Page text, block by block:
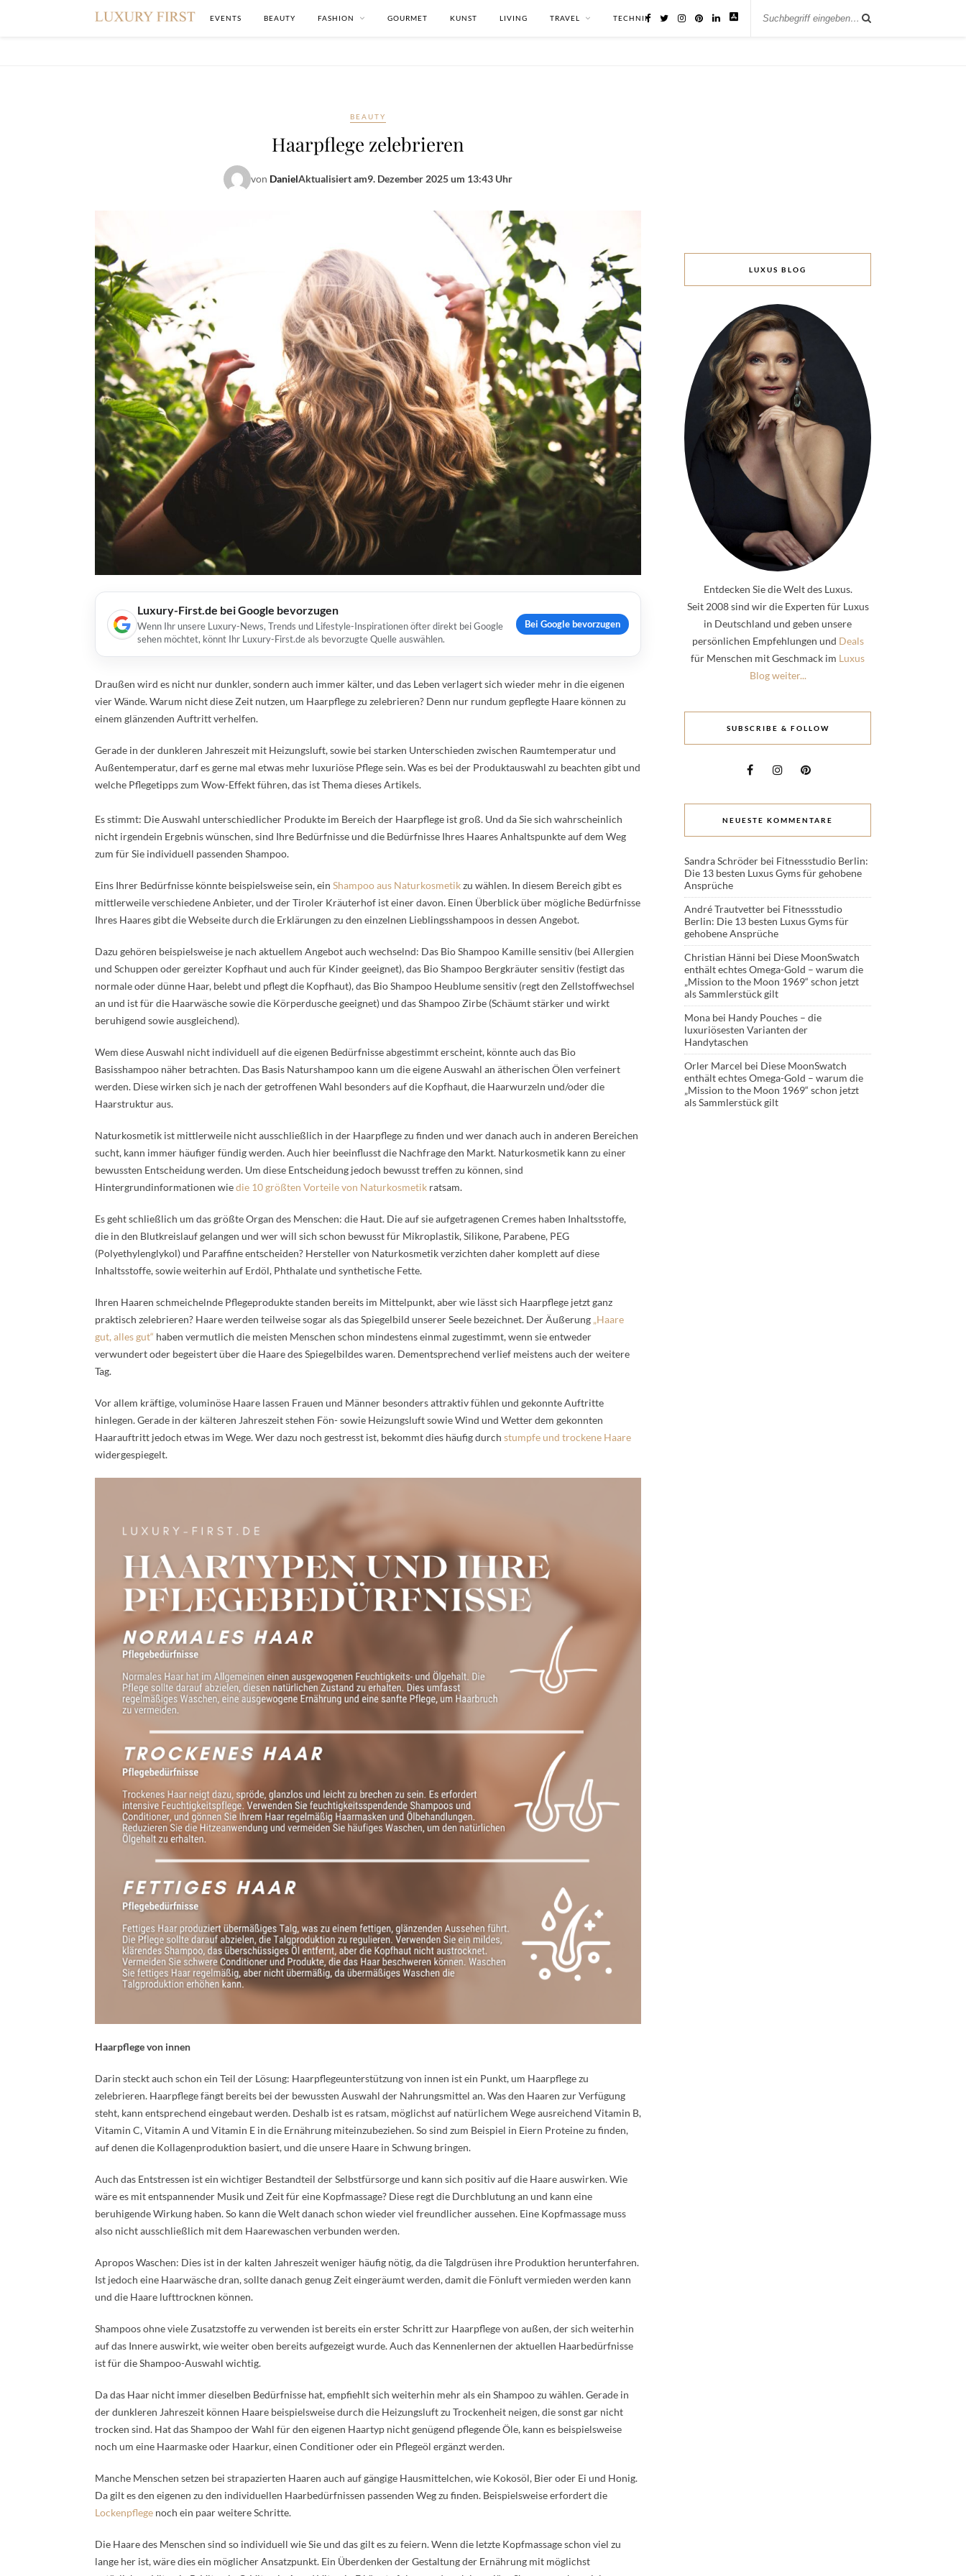
EVENTS BEAUTY FASHION GOURMET KUNST LIVING TRAVEL TECHNIK
BEAUTY
Haarpflege zelebrieren
von DanielAktualisiert am9. Dezember 2025 um 13:43 Uhr
Luxury-First.de bei Google bevorzugen
Wenn Ihr unsere Luxury-News, Trends und Lifestyle-Inspirationen öfter direkt bei Google
sehen möchtet, könnt Ihr Luxury-First.de als bevorzugte Quelle auswählen.
Bei Google bevorzugen
Draußen wird es nicht nur dunkler, sondern auch immer kälter, und das Leben verlagert sich wieder mehr in die eigenen
vier Wände. Warum nicht diese Zeit nutzen, um Haarpflege zu zelebrieren? Denn nur rundum gepflegte Haare können zu
einem glänzenden Auftritt verhelfen.
Gerade in der dunkleren Jahreszeit mit Heizungsluft, sowie bei starken Unterschieden zwischen Raumtemperatur und
Außentemperatur, darf es gerne mal etwas mehr luxuriöse Pflege sein. Was es bei der Produktauswahl zu beachten gibt und
welche Pflegetipps zum Wow-Effekt führen, das ist Thema dieses Artikels.
Es stimmt: Die Auswahl unterschiedlicher Produkte im Bereich der Haarpflege ist groß. Und da Sie sich wahrscheinlich
nicht irgendein Ergebnis wünschen, sind Ihre Bedürfnisse und die Bedürfnisse Ihres Haares Anhaltspunkte auf dem Weg
zum für Sie individuell passenden Shampoo.
Eins Ihrer Bedürfnisse könnte beispielsweise sein, ein Shampoo aus Naturkosmetikzu wählen. In diesem Bereich gibt es
mittlerweile verschiedene Anbieter, und der Tiroler Kräuterhof ist einer davon. Einen Überblick über mögliche Bedürfnisse
Ihres Haares gibt die Webseite durch die Erklärungen zu den einzelnen Lieblingsshampoos in dessen Angebot.
Dazu gehören beispielsweise je nach aktuellem Angebot auch wechselnd: Das Bio Shampoo Kamille sensitiv (bei Allergien
und Schuppen oder gereizter Kopfhaut und auch für Kinder geeignet), das Bio Shampoo Bergkräuter sensitiv (festigt das
normale oder dünne Haar, belebt und pflegt die Kopfhaut), das Bio Shampoo Heublume sensitiv (regt den Zellstoffwechsel
an und ist für die Haarwäsche sowie die Körperdusche geeignet) und das Shampoo Zirbe (Schäumt stärker und wirkt
beruhigend sowie ausgleichend).
Wem diese Auswahl nicht individuell auf die eigenen Bedürfnisse abgestimmt erscheint, könnte auch das Bio
Basisshampoo näher betrachten. Das Basis Naturshampoo kann um die eigene Auswahl an ätherischen Ölen verfeinert
werden. Diese wirken sich je nach der getroffenen Wahl besonders auf die Kopfhaut, die Haarwurzeln und/oder die
Haarstruktur aus.
Naturkosmetik ist mittlerweile nicht ausschließlich in der Haarpflege zu finden und wer danach auch in anderen Bereichen
sucht, kann immer häufiger fündig werden. Auch hier beeinflusst die Nachfrage den Markt. Naturkosmetik kann zu einer
bewussten Entscheidung werden. Um diese Entscheidung jedoch bewusst treffen zu können, sind
Hintergrundinformationen wiedie 10 größten Vorteile von Naturkosmetik ratsam.
Es geht schließlich um das größte Organ des Menschen: die Haut. Die auf sie aufgetragenen Cremes haben Inhaltsstoffe,
die in den Blutkreislauf gelangen und wer will sich schon bewusst für Mikroplastik, Silikone, Parabene, PEG
(Polyethylenglykol) und Paraffine entscheiden? Hersteller von Naturkosmetik verzichten daher komplett auf diese
Inhaltsstoffe, sowie weiterhin auf Erdöl, Phthalate und synthetische Fette.
Ihren Haaren schmeichelnde Pflegeprodukte standen bereits im Mittelpunkt, aber wie lässt sich Haarpflege jetzt ganz
praktisch zelebrieren? Haare werden teilweise sogar als das Spiegelbild unserer Seele bezeichnet. Der Äußerung „Haare
gut, alles gut“ haben vermutlich die meisten Menschen schon mindestens einmal zugestimmt, wenn sie entweder
verwundert oder begeistert über die Haare des Spiegelbildes waren. Dementsprechend verlief meistens auch der weitere
Tag.
Vor allem kräftige, voluminöse Haare lassen Frauen und Männer besonders attraktiv fühlen und gekonnte Auftritte
hinlegen. Gerade in der kälteren Jahreszeit stehen Fön- sowie Heizungsluft sowie Wind und Wetter dem gekonnten
Haarauftritt jedoch etwas im Wege. Wer dazu noch gestresst ist, bekommt dies häufig durch stumpfe und trockene Haare
widergespiegelt.
Haarpflege von innen
Darin steckt auch schon ein Teil der Lösung: Haarpflegeunterstützung von innen ist ein Punkt, um Haarpflege zu
zelebrieren. Haarpflege fängt bereits bei der bewussten Auswahl der Nahrungsmittel an. Was den Haaren zur Verfügung
steht, kann entsprechend eingebaut werden. Deshalb ist es ratsam, möglichst auf natürlichem Wege ausreichend Vitamin B,
Vitamin C, Vitamin A und Vitamin E in die Ernährung miteinzubeziehen. So sind zum Beispiel in Eiern Proteine zu finden,
auf denen die Kollagenproduktion basiert, und die unsere Haare in Schwung bringen.
Auch das Entstressen ist ein wichtiger Bestandteil der Selbstfürsorge und kann sich positiv auf die Haare auswirken. Wie
wäre es mit entspannender Musik und Zeit für eine Kopfmassage? Diese regt die Durchblutung an und kann eine
beruhigende Wirkung haben. So kann die Welt danach schon wieder viel freundlicher aussehen. Eine Kopfmassage muss
also nicht ausschließlich mit dem Haarewaschen verbunden werden.
Apropos Waschen: Dies ist in der kalten Jahreszeit weniger häufig nötig, da die Talgdrüsen ihre Produktion herunterfahren.
Ist jedoch eine Haarwäsche dran, sollte danach genug Zeit eingeräumt werden, damit die Fönluft vermieden werden kann
und die Haare lufttrocknen können.
Shampoos ohne viele Zusatzstoffe zu verwenden ist bereits ein erster Schritt zur Haarpflege von außen, der sich weiterhin
auf das Innere auswirkt, wie weiter oben bereits aufgezeigt wurde. Auch das Kennenlernen der aktuellen Haarbedürfnisse
ist für die Shampoo-Auswahl wichtig.
Da das Haar nicht immer dieselben Bedürfnisse hat, empfiehlt sich weiterhin mehr als ein Shampoo zu wählen. Gerade in
der dunkleren Jahreszeit können Haare beispielsweise durch die Heizungsluft zu Trockenheit neigen, die sonst gar nicht
trocken sind. Hat das Shampoo der Wahl für den eigenen Haartyp nicht genügend pflegende Öle, kann es beispielsweise
noch um eine Haarmaske oder Haarkur, einen Conditioner oder ein Pflegeöl ergänzt werden.
Manche Menschen setzen bei strapazierten Haaren auch auf gängige Hausmittelchen, wie Kokosöl, Bier oder Ei und Honig.
Da gilt es den eigenen zu den individuellen Haarbedürfnissen passenden Weg zu finden. Beispielsweise erfordert die
Lockenpflege noch ein paar weitere Schritte.
Die Haare des Menschen sind so individuell wie Sie und das gilt es zu feiern. Wenn die letzte Kopfmassage schon viel zu
lange her ist, wäre dies ein möglicher Ansatzpunkt. Ein Überdenken der Gestaltung der Ernährung mit möglichst
LUXUS BLOG
Entdecken Sie die Welt des Luxus.
Seit 2008 sind wir die Experten für Luxus
in Deutschland und geben unsere
persönlichen Empfehlungen und Deals
für Menschen mit Geschmack im Luxus
Blog weiter...
SUBSCRIBE & FOLLOW
NEUESTE KOMMENTARE
Sandra Schröder bei Fitnessstudio Berlin:
Die 13 besten Luxus Gyms für gehobene
Ansprüche
André Trautvetter bei Fitnessstudio
Berlin: Die 13 besten Luxus Gyms für
gehobene Ansprüche
Christian Hänni bei Diese MoonSwatch
enthält echtes Omega-Gold – warum die
„Mission to the Moon 1969“ schon jetzt
als Sammlerstück gilt
Mona bei Handy Pouches – die
luxuriösesten Varianten der
Handytaschen
Orler Marcel bei Diese MoonSwatch
enthält echtes Omega-Gold – warum die
„Mission to the Moon 1969“ schon jetzt
als Sammlerstück gilt